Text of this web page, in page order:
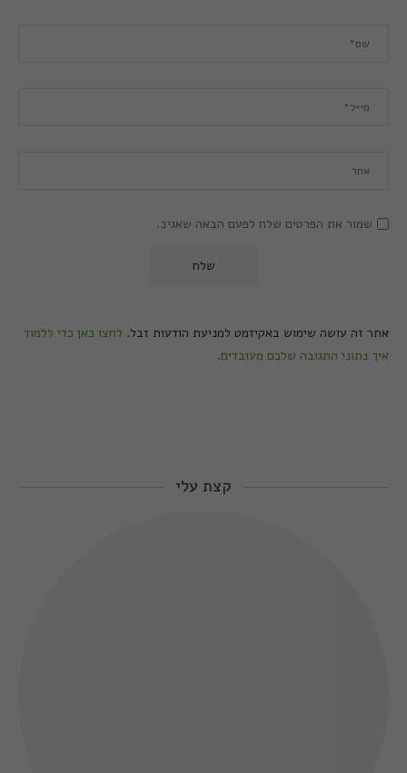
שמור את הפרטים שלח לפעם הבאה שאגיב.
אתר זה עושה שימוש באקיזמט למניעת הודעות זבל. לחצו כאן כדי ללמוד
איך נתוני התגובה שלכם מעובדים.
קצת עלי